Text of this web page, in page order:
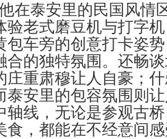
在泰安里的民国风情
验老式磨豆机与打字
包车旁的创意打卡姿
合的独特氛围。还畅谈
庄重肃穆让人自 豪 ； 什
泰安里的包容氛围则
轴线，无论是参观古
食，都能在不经意间